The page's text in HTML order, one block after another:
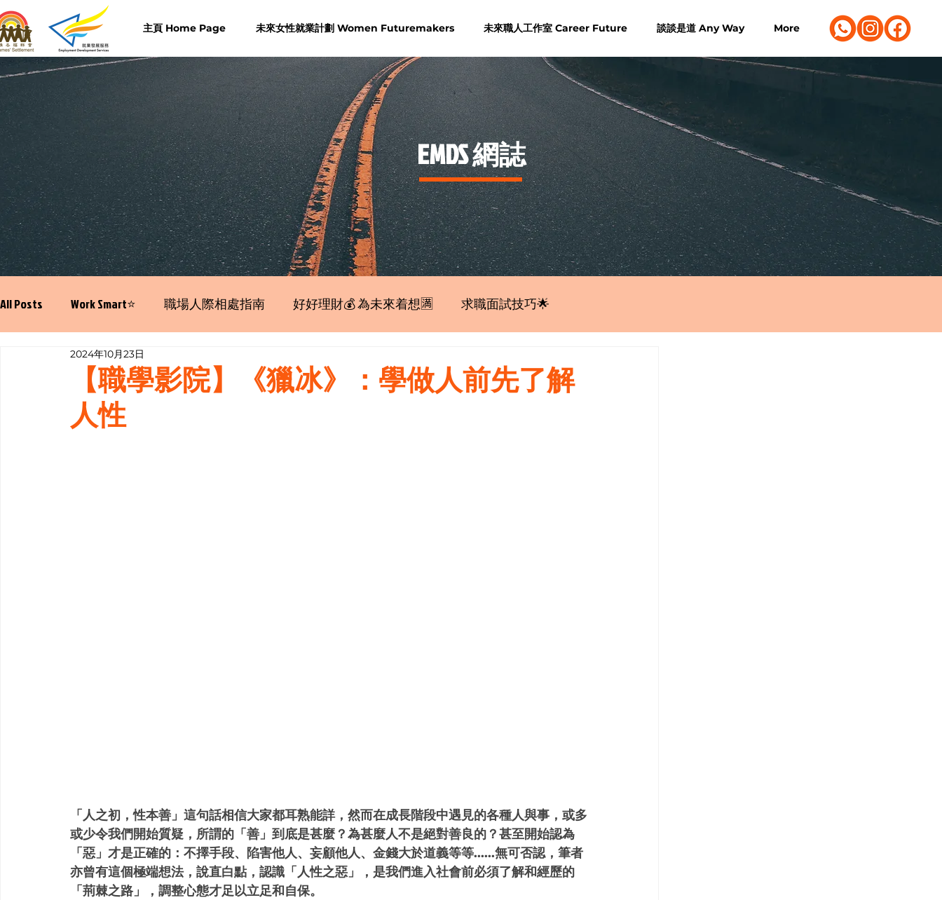
主頁 Home Page 未來女性就業計劃 Women Futuremakers 未來職人工作室 Career Future 談談是道 Any Way More
​EMDS 網誌
All Posts Work Smart⭐️ 職場人際相處指南 好好理財💰 為未來着想🈵 求職面試技巧🌟
寫履歷表嘅技巧📝 行業知多啲
【職學影院】《獵冰》：學做人前先了解
人性
2024年10月23日
「人之初，性本善」這句話相信大家都耳熟能詳，然而在成長階段中遇見的各種人與事，或多
或少令我們開始質疑，所謂的「善」到底是甚麼？為甚麼人不是絕對善良的？甚至開始認為
「惡」才是正確的：不擇手段、陷害他人、妄顧他人、金錢大於道義等等......無可否認，筆者
亦曾有這個極端想法，說直白點，認識「人性之惡」，是我們進入社會前必須了解和經歷的
「荊棘之路」，調整心態才足以立足和自保。